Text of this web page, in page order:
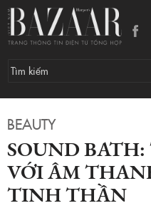
BEAUTY
SOUND
VỚI ÂM
TINH THẦN